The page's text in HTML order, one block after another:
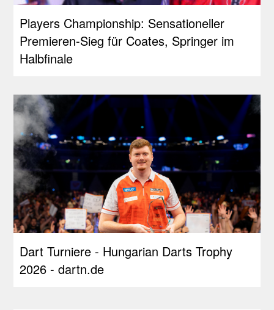
Players Championship: Sensationeller
Premieren-Sieg für Coates, Springer im
Halbfinale
Dart Turniere - Hungarian Darts Trophy
2026 - dartn.de